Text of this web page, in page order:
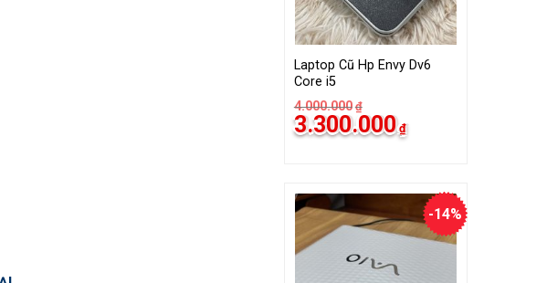
Laptop Cũ Hp Envy Dv6
Core i5
4.000.000 ₫
Giá
gốc
3.300.000 ₫hiện
tại
-14%